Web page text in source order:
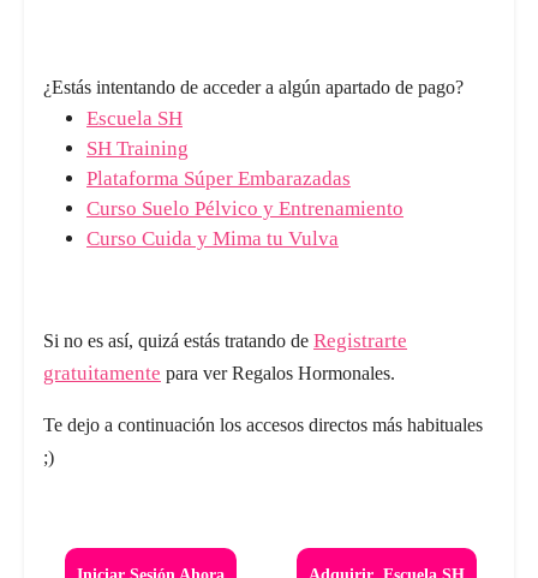
¿Estás intentando de acceder a algún apartado de pago?
Escuela SH
SH Training
Plataforma Súper Embarazadas
Curso Suelo Pélvico y Entrenamiento
Curso Cuida y Mima tu Vulva
Si no es así, quizá estás tratando de Registrarte
gratuitamente para ver Regalos Hormonales.
Te dejo a continuación los accesos directos más habituales
;)